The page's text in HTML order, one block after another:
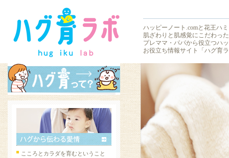
ハッピーノート.comと花王ハ
肌ざわりと肌感覚にこだわっ
プレママ・パパから役立つハ
お役立ち情報サイト「ハグ育
こころとカラダを育むということ